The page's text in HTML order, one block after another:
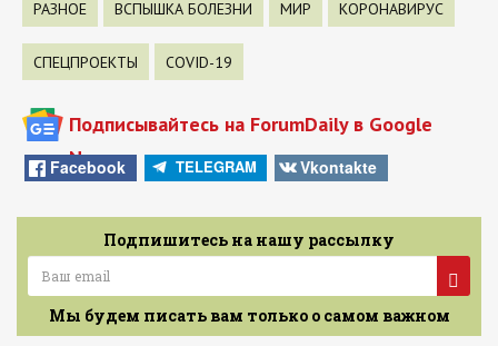
РАЗНОЕ ВСПЫШКА БОЛЕЗНИ МИР КОРОНАВИРУС
СПЕЦПРОЕКТЫ COVID-19
Подписывайтесь на ForumDaily в Google
News
Facebook TELEGRAM Vkontakte
Подпишитесь на нашу рассылку
Мы будем писать вам только о самом важном